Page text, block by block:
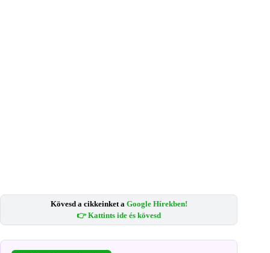
Kövesd a cikkeinket a Google Hírekben!
👉 Kattints ide és kövesd